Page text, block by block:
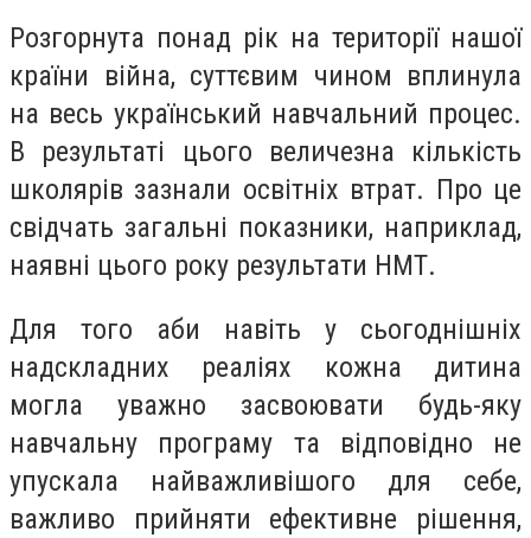
Розгорнута понад рік на території нашої
країни війна, суттєвим чином вплинула
на весь український навчальний процес.
В результаті цього величезна кількість
школярів зазнали освітніх втрат. Про це
свідчать загальні показники, наприклад,
наявні цього року результати НМТ.
Для того аби навіть у сьогоднішніх
надскладних реаліях кожна дитина
могла уважно засвоювати будь-яку
навчальну програму та відповідно не
упускала найважливішого для себе,
важливо прийняти ефективне рішення,